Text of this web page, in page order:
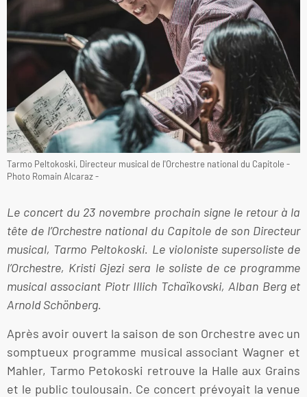
Tarmo Peltokoski, Directeur musical de l'Orchestre national du Capitole -
Photo Romain Alcaraz -
Le concert du 23 novembre prochain signe le retour à la
tête de l’Orchestre national du Capitole de son Directeur
musical, Tarmo Peltokoski. Le violoniste supersoliste de
l’Orchestre, Kristi Gjezi sera le soliste de ce programme
musical associant Piotr Illich Tchaïkovski, Alban Berg et
Arnold Schönberg.
Après avoir ouvert la saison de son Orchestre avec un
somptueux programme musical associant Wagner et
Mahler, Tarmo Petokoski retrouve la Halle aux Grains
et le public toulousain. Ce concert prévoyait la venue